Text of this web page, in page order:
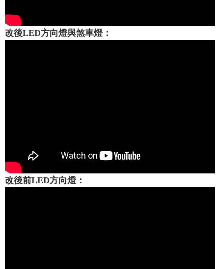
改後LED方向燈與煞車燈：
改後前LED方向燈：